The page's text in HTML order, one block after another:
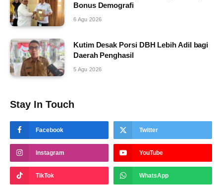
Bonus Demografi
6 Agu 2026
Kutim Desak Porsi DBH Lebih Adil bagi
Daerah Penghasil
5 Agu 2026
Stay In Touch
Facebook Twitter
Instagram YouTube
TikTok WhatsApp